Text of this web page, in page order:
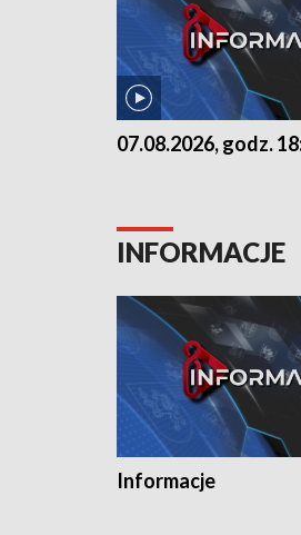
07.08.2026, godz.
INFORMACJE
Informacje